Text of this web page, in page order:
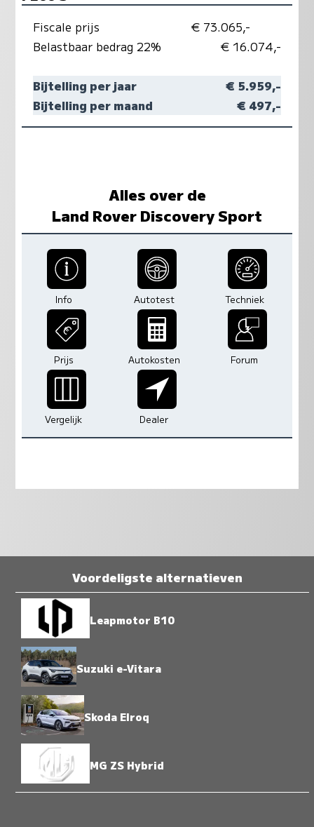
Fiscale prijs
€ 73.065,-
Belastbaar bedrag 22%
€ 16.074,-
Bijtelling per jaar
€ 5.959,-
Bijtelling per maand
€ 497,-
Alles over de
Land Rover Discovery Sport
Info Autotest Techniek
Prijs Autokosten Forum
Vergelijk Dealer
Voordeligste alternatieven
Leapmotor B10
Suzuki e-Vitara
Skoda Elroq
MG ZS Hybrid